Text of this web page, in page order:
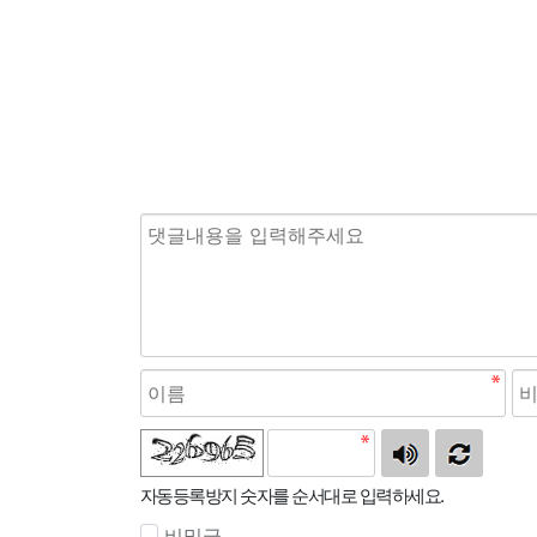
자동등록방지 숫자를 순서대로 입력하세요.